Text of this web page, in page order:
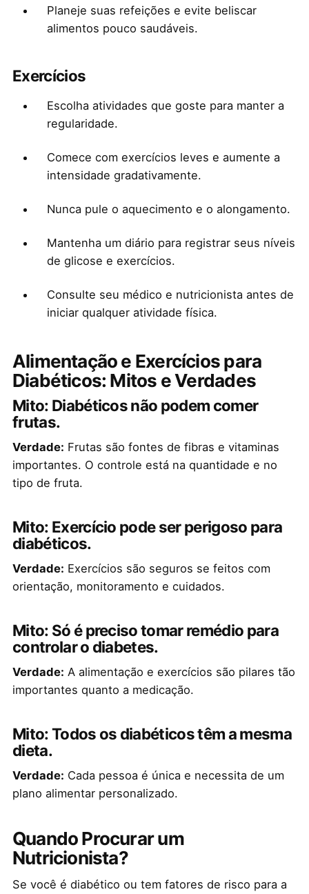
Planeje suas refeições e evite beliscar
alimentos pouco saudáveis.
Exercícios
Escolha atividades que goste para manter a
regularidade.
Comece com exercícios leves e aumente a
intensidade gradativamente.
Nunca pule o aquecimento e o alongamento.
Mantenha um diário para registrar seus níveis
de glicose e exercícios.
Consulte seu médico e nutricionista antes de
iniciar qualquer atividade física.
Alimentação e Exercícios para
Diabéticos: Mitos e Verdades
Mito: Diabéticos não podem comer
frutas.
Verdade: Frutas são fontes de fibras e vitaminas
importantes. O controle está na quantidade e no
tipo de fruta.
Mito: Exercício pode ser perigoso para
diabéticos.
Verdade: Exercícios são seguros se feitos com
orientação, monitoramento e cuidados.
Mito: Só é preciso tomar remédio para
controlar o diabetes.
Verdade: A alimentação e exercícios são pilares tão
importantes quanto a medicação.
Mito: Todos os diabéticos têm a mesma
dieta.
Verdade: Cada pessoa é única e necessita de um
plano alimentar personalizado.
Quando Procurar um
Nutricionista?
Se você é diabético ou tem fatores de risco para a